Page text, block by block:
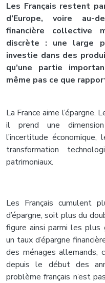
Les Français restent
d’Europe, voire au-
financière collective
discrète : une large
investie dans des
qu’une partie
même pas ce que
La France aime l’épargne.
il prend une
l’incertitude
transformation
patrimoniaux.
Les Français cumulent
d’épargne, soit plus du
figure ainsi parmi les plus
un taux d’épargne
des ménages allemands,
depuis le début des
problème français n’est